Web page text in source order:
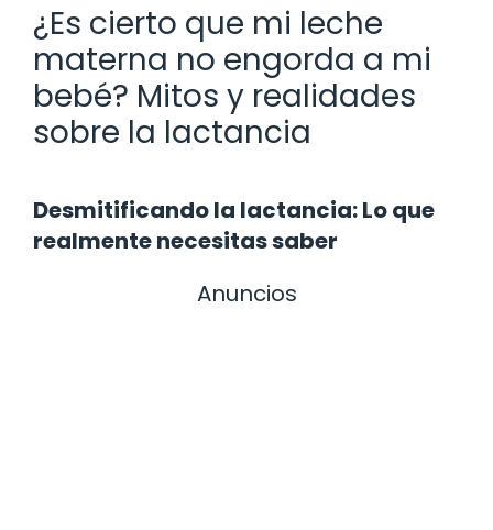
¿Es cierto que mi leche
materna no engorda a mi
bebé? Mitos y realidades
sobre la lactancia
Desmitificando la lactancia: Lo que
realmente necesitas saber
Anuncios